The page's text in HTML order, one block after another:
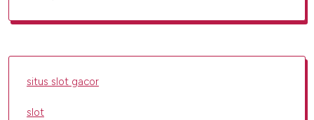
situs slot gacor
slot